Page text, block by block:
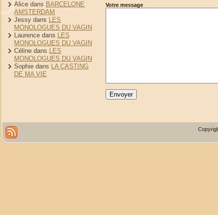
Alice dans BARCELONE
AMSTERDAM
Jessy dans LES
MONOLOGUES DU VAGIN
Laurence dans LES
MONOLOGUES DU VAGIN
Céline dans LES
MONOLOGUES DU VAGIN
Sophie dans LA CASTING
DE MA VIE
Votre message